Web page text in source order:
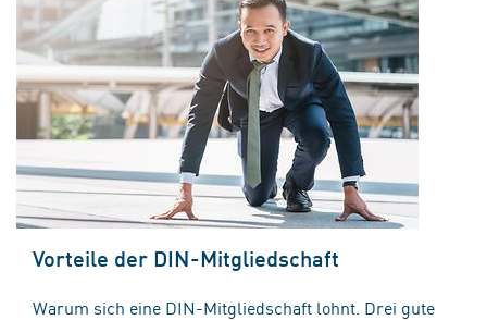
Vorteile der DIN-Mitgliedschaft
Warum sich eine DIN-Mitgliedschaft lohnt. Drei gute